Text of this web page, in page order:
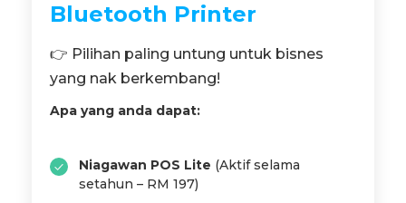
Bluetooth Printer
👉 Pilihan paling untung untuk bisnes
yang nak berkembang!
Apa yang anda dapat:
Niagawan POS Lite (Aktif selama
setahun – RM 197)